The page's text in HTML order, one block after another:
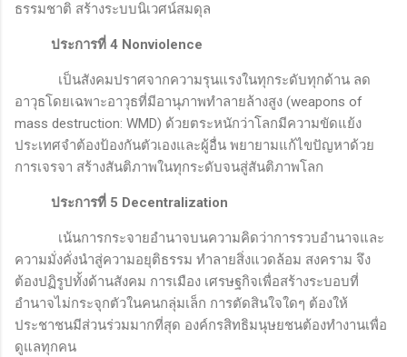
ธรรมชาติ สร้างระบบนิเวศน์สมดุล
ประการที่ 4 Nonviolence
เป็นสังคมปราศจากความรุนแรงในทุกระดับทุกด้าน ลด
อาวุธโดยเฉพาะอาวุธที่มีอานุภาพทำลายล้างสูง (weapons of
mass destruction: WMD) ด้วยตระหนักว่าโลกมีความขัดแย้ง
ประเทศจำต้องป้องกันตัวเองและผู้อื่น พยายามแก้ไขปัญหาด้วย
การเจรจา สร้างสันติภาพในทุกระดับจนสู่สันติภาพโลก
ประการที่ 5 Decentralization
เน้นการกระจายอำนาจบนความคิดว่าการรวบอำนาจและ
ความมั่งคั่งนำสู่ความอยุติธรรม ทำลายสิ่งแวดล้อม สงคราม จึง
ต้องปฏิรูปทั้งด้านสังคม การเมือง เศรษฐกิจเพื่อสร้างระบอบที่
อำนาจไม่กระจุกตัวในคนกลุ่มเล็ก การตัดสินใจใดๆ ต้องให้
ประชาชนมีส่วนร่วมมากที่สุด องค์กรสิทธิมนุษยชนต้องทำงานเพื่อ
ดูแลทุกคน